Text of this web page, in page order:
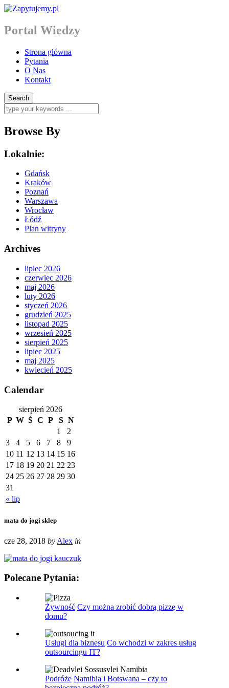
Portal Wiedzy
Strona główna
Pytania
O Nas
Kontakt
Browse By
Lokalnie:
Gdańsk
Kraków
Poznań
Warszawa
Wrocław
Łódź
Plan witryny
Archives
lipiec 2026
czerwiec 2026
maj 2026
luty 2026
styczeń 2026
grudzień 2025
listopad 2025
wrzesień 2025
sierpień 2025
lipiec 2025
maj 2025
kwiecień 2025
Calendar
sierpień 2026
P W Ś C P S N
« lip
1
2
3
4 5 6 7 8
9
10 11 12 13 14 15 16
17 18 19 20 21 22 23
24 25 26 27 28 29 30
31
mata do jogi sklep
cze 28, 2018 by Alex in
Polecane Pytania:
Żywność Czy można zrobić dobrą pizzę w
domu?
Usługi dla biznesu Co wchodzi w zakres usług
outsourcingu IT?
Podróże Namibia i Botswana – czy to